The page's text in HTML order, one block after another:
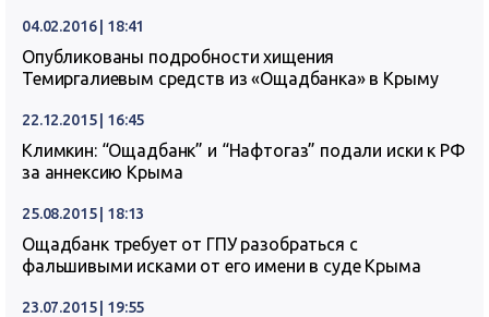
04.02.2016 | 18:41
Опубликованы подробности хищения
Темиргалиевым средств из «Ощадбанка» в Крыму
22.12.2015 | 16:45
Климкин: “Ощадбанк” и “Нафтогаз” подали иски к РФ
за аннексию Крыма
25.08.2015 | 18:13
Ощадбанк требует от ГПУ разобраться с
фальшивыми исками от его имени в суде Крыма
23.07.2015 | 19:55